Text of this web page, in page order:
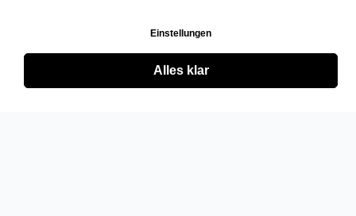
Einstellungen
Alles klar